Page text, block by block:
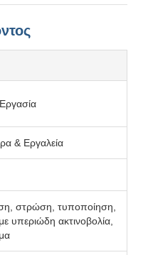
& Εργαλεία
στρώση, τυποποίηση,
υπεριώδη ακτινοβολία,